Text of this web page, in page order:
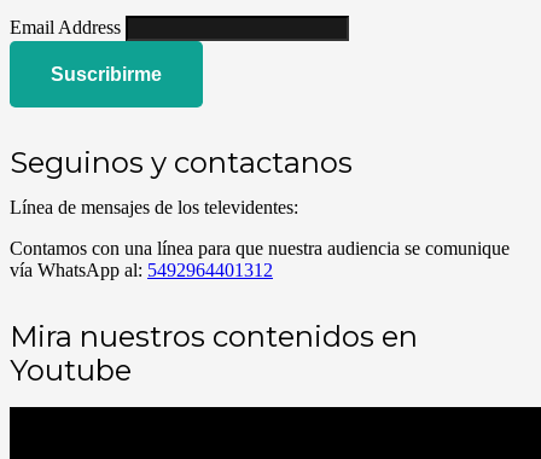
Email Address
Suscribirme
Seguinos y contactanos
Línea de mensajes de los televidentes:
Contamos con una línea para que nuestra audiencia se comunique
vía WhatsApp al: 5492964401312
Mira nuestros contenidos en
Youtube